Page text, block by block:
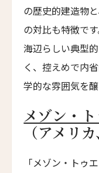
Hotel Vilòn
ホテル・ロード・
Hotel Lord Byron
ホテル・デ・リ
Hotel De' Ricci
フェンディ・プ
Fendi Private Suites
Babuino 181
の歴史的建造物
の対比も特徴です
海辺らしい典型
く、控えめで内
学的な雰囲気を
メゾン・
（アメリ
「メゾン・トゥ